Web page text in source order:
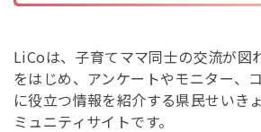
LiCoは、子育てママ同士の交流が図
をはじめ、アンケートやモニター、
に役立つ情報を紹介する県民せいき
ミュニティサイトです。